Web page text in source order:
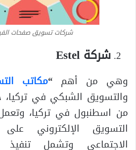
شركات تسويق صفحات
شركة Estel
وهي من أهم “مكاتب
والتسويق الشبكي في
من اسطنبول في تركيا،
التسويق الإلكتروني
الاجتماعي وتشمل